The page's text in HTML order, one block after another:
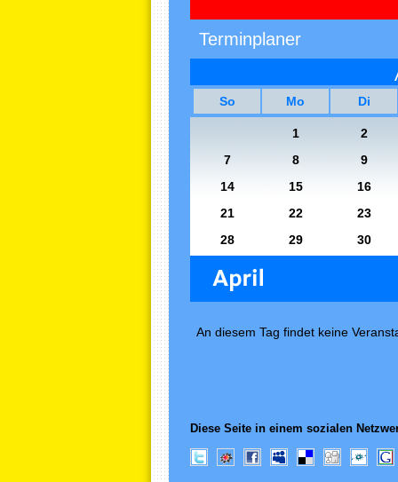
Terminplaner
So Mo Di
1
2
7
8
9
14
15
16
21
22
23
28
29 30
An diesem Tag findet keine
Diese Seite in einem sozialen